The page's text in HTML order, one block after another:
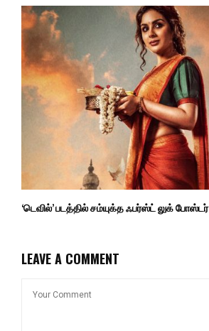
‘டெவில்’ படத்தில் சம்யுக்த ஃபர்ஸ்ட் லுக் போஸ்டர்
LEAVE A COMMENT